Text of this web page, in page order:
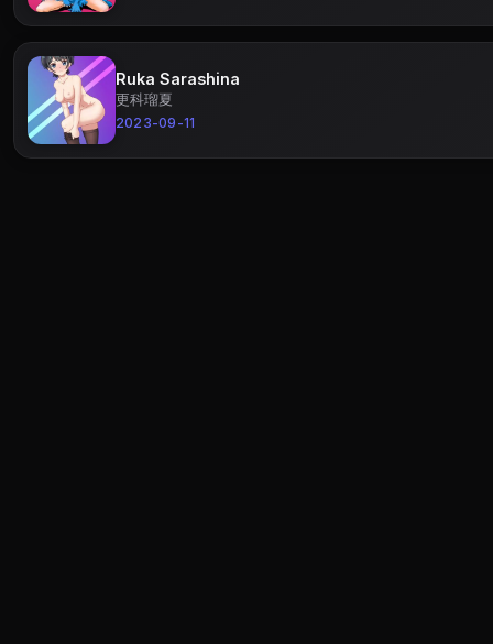
Ruka Sarashina
更科瑠夏
2023-09-11